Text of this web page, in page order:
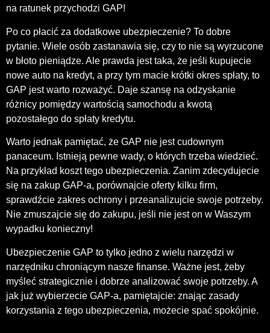
na ratunek przychodzi GAP!
Po co płacić za dodatkowe ubezpieczenie? To dobre
pytanie. Wiele osób zastanawia się, czy to nie są wyrzucone
w błoto pieniądze. Ale prawda jest taka, że jeśli kupujecie
nowe auto na kredyt, a przy tym macie krótki okres spłaty, to
GAP jest warto rozważyć. Daje szansę na odzyskanie
różnicy pomiędzy wartością samochodu a kwotą
pozostałego do spłaty kredytu.
Warto jednak pamiętać, że GAP nie jest cudownym
panaceum. Istnieją pewne wady, o których trzeba wiedzieć.
Na przykład koszt tego ubezpieczenia. Zanim zdecydujecie
się na zakup GAP-a, porównajcie oferty kilku firm,
sprawdźcie zakres ochrony i przeanalizujcie swoje potrzeby.
Nie zmuszajcie się do zakupu, jeśli nie jest on w Waszym
wypadku konieczny!
Ubezpieczenie GAP to tylko jedno z wielu narzędzi w
narzędniku chroniącym nasze finanse. Ważne jest, żeby
myśleć strategicznie i dobrze analizować swoje potrzeby. A
jak już wybierzecie GAP-a, pamiętajcie: znając zasady
korzystania z tego ubezpieczenia, możecie spać spokójnie.